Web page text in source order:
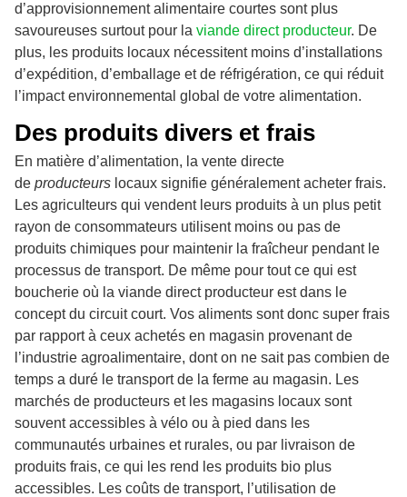
d’approvisionnement alimentaire courtes sont plus
savoureuses surtout pour la viande direct producteur. De
plus, les produits locaux nécessitent moins d’installations
d’expédition, d’emballage et de réfrigération, ce qui réduit
l’impact environnemental global de votre alimentation.
Des produits divers et frais
En matière d’alimentation, la vente directe
de producteurs locaux signifie généralement acheter frais.
Les agriculteurs qui vendent leurs produits à un plus petit
rayon de consommateurs utilisent moins ou pas de
produits chimiques pour maintenir la fraîcheur pendant le
processus de transport. De même pour tout ce qui est
boucherie où la viande direct producteur est dans le
concept du circuit court. Vos aliments sont donc super frais
par rapport à ceux achetés en magasin provenant de
l’industrie agroalimentaire, dont on ne sait pas combien de
temps a duré le transport de la ferme au magasin. Les
marchés de producteurs et les magasins locaux sont
souvent accessibles à vélo ou à pied dans les
communautés urbaines et rurales, ou par livraison de
produits frais, ce qui les rend les produits bio plus
accessibles. Les coûts de transport, l’utilisation de